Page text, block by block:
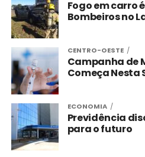
Fogo em carro
Bombeiros no
CENTRO-OESTE
Campanha de
Começa Nesta
ECONOMIA
Previdência
para o futuro